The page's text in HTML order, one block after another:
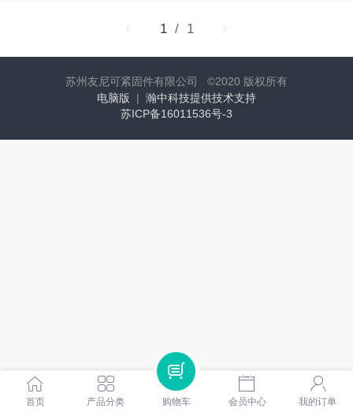
1 / 1
苏州友尼可紧固件有限公司 ©2020 版权所有
电脑版
| 瀚中科技提供技术支持
苏ICP备16011536号-3
首页 产品分类 购物车 会员中心 我的订单